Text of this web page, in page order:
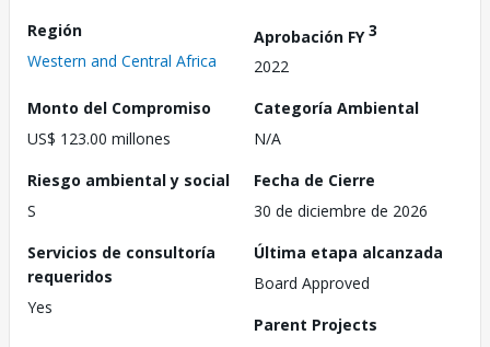
Región
Western and Central Africa
Aprobación FY3
2022
Monto del Compromiso
US$ 123.00 millones
Categoría Ambiental
N/A
Riesgo ambiental y social
S
Fecha de Cierre
30 de diciembre de 2026
Servicios de consultoría
requeridos
Yes
Última etapa alcanzada
Board Approved
Parent Projects